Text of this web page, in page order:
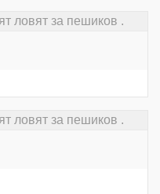
ловят за пешиков .
ловят за пешиков .